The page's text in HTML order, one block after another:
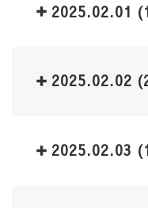
2025.02.01
2025.02.02
2025.02.03